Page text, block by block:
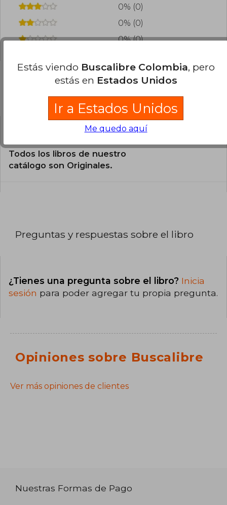
0% (0)
0% (0)
0% (0)
Preguntas frecuentes sobre el libro
Todos los libros de nuestro
catálogo son Originales.
Preguntas y respuestas sobre el libro
¿Tienes una pregunta sobre el libro? Inicia
sesión para poder agregar tu propia pregunta.
Opiniones sobre Buscalibre
Ver más opiniones de clientes
Nuestras Formas de Pago
Estás viendo Buscalibre Colombia, pero
estás en Estados Unidos
Ir a Estados Unidos
Me quedo aquí